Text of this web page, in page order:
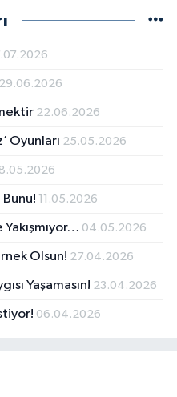
29.06.2026
22.06.2026
Oyunları 25.05.2026
11.05.2026
Yakışmıyor… 04.05.2026
Olsun! 27.04.2026
Yaşamasın! 23.04.2026
06.04.2026